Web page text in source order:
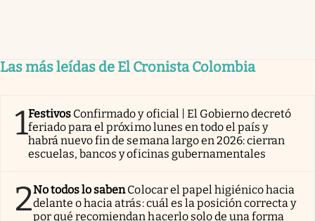
Las más leídas de El Cronista Colombia
1Festivos Confirmado y oficial | El Gobierno decretó
feriado para el próximo lunes en todo el país y
habrá nuevo fin de semana largo en 2026: cierran
escuelas, bancos y oficinas gubernamentales
2No todos lo sabenColocar el papel higiénico hacia
delante o hacia atrás: cuál es la posición correcta y
por qué recomiendan hacerlo solo de una forma